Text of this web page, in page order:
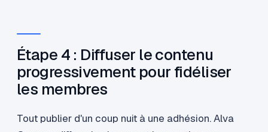
Étape 4 : Diffuser le contenu
progressivement pour fidéliser
les membres
Tout publier d'un coup nuit à une adhésion. Alva